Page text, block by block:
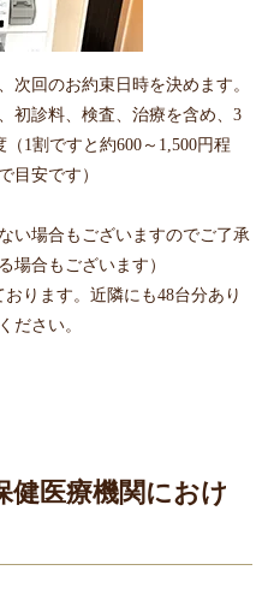
次回のお約束日時を決めます。
初診料、検査、治療を含め、3
1割ですと約600～1,500円程
目安です）
い場合もございますのでご了承
場合もございます）
ります。近隣にも48台分あり
ださい。
健医療機関におけ